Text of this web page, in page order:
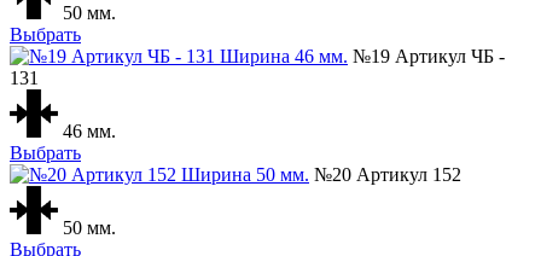
50 мм.
Выбрать
№19 Артикул ЧБ -
131
46 мм.
Выбрать
№20 Артикул 152
50 мм.
Выбрать